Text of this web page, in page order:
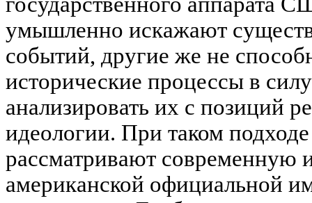
умышленно искажают
событий, другие же не
исторические процессы в
анализировать их с позиций
идеологии. При таком
рассматривают современную
американской официальной